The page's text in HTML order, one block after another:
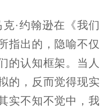
·约翰逊在《我们
指出的，隐喻不仅
的认知框架。当人
的，反而觉得现实
实不知不觉中，我